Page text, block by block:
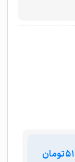
تومان